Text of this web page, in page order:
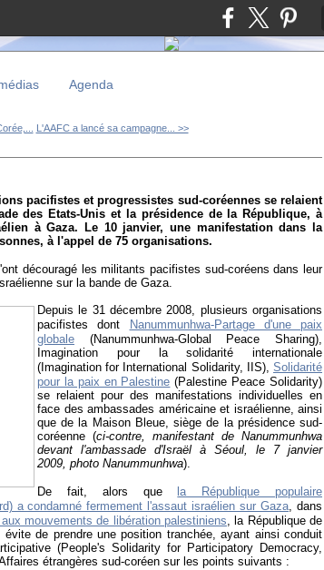
Agenda
L'AAFC a lancé sa campagne... >>
pacifistes et progressistes sud-coréennes se relaient
des Etats-Unis et la présidence de la République, à
à Gaza. Le 10 janvier, une manifestation dans la
à l'appel de 75 organisations.
découragé les militants pacifistes sud-coréens dans leur
sur la bande de Gaza.
Depuis le 31 décembre 2008, plusieurs organisations
pacifistes dont
Nanummunhwa-Partage d'une paix
globale (Nanummunhwa-Global Peace Sharing),
Imagination pour la solidarité internationale
(Imagination for International Solidarity, IIS), Solidarité
pour la paix en Palestine (Palestine Peace Solidarity)
se relaient pour des manifestations individuelles en
face des ambassades américaine et israélienne, ainsi
que de la Maison Bleue, siège de la présidence sud-
coréenne (ci-contre, manifestant de Nanummunhwa
devant l'ambassade d'Israël à Séoul, le 7 janvier
2009, photo Nanummunhwa).
De fait, alors que
la République populaire
a condamné fermement l'assaut israélien sur Gaza, dans
mouvements de libération palestiniens, la République de
de prendre une position tranchée, ayant ainsi conduit
(People's Solidarity for Participatory Democracy,
étrangères sud-coréen sur les points suivants :